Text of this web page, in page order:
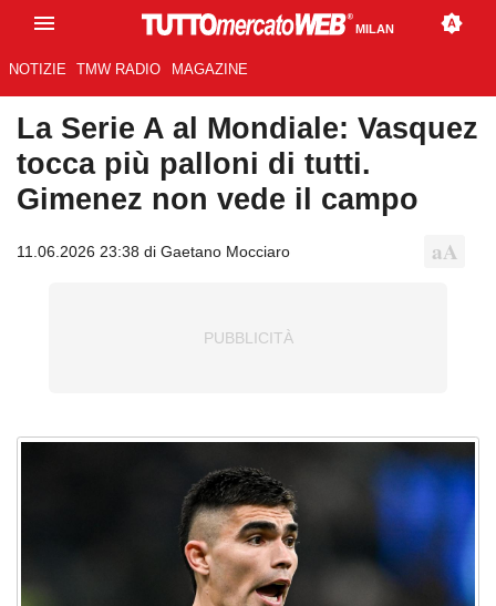
MILAN
NOTIZIE TMW RADIO MAGAZINE
La Serie A al Mondiale: Vasquez
tocca più palloni di tutti.
Gimenez non vede il campo
11.06.2026 23:38 di Gaetano Mocciaro